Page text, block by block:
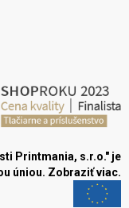
Printmania, s.r.o." je
úniou. Zobraziť viac.